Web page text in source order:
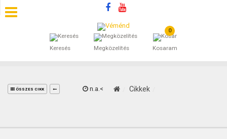
Keresés Megközelítés
0
Kosaram
SZÁLLÁSOK
ÁLTALÁNOS SZERZŐDÉSI FELTÉTELEK
ÖSSZES CIKK n.a.< Cikkek